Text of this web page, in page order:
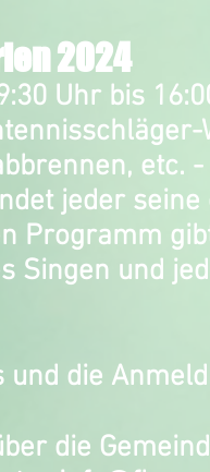
2024
Uhr bis
etc.
jeder
Programm
Singen und
und die
die